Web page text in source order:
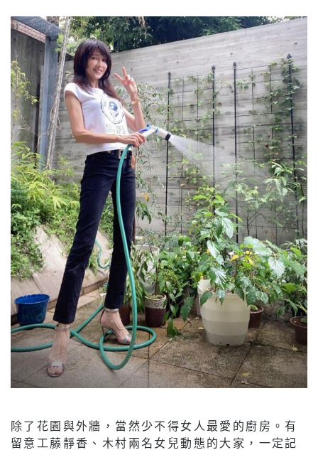
除了花園與外牆，當然少不得女人最愛的廚房。有
留意工藤靜香、木村兩名女兒動態的大家，一定記